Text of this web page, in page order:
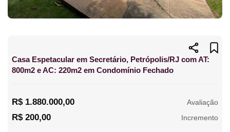
Casa Espetacular em Secretário, Petrópolis/RJ com AT:
800m2 e AC: 220m2 em Condomínio Fechado
R$ 1.880.000,00 Avaliação
R$ 200,00 Incremento